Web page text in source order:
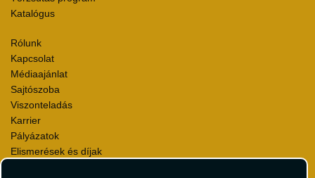
Katalógus
Rólunk
Kapcsolat
Médiaajánlat
Sajtószoba
Viszonteladás
Karrier
Pályázatok
Elismerések és díjak